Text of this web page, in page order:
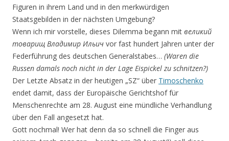
Figuren in ihrem Land und in den merkwürdigen
Staatsgebilden in der nächsten Umgebung?
Wenn ich mir vorstelle, dieses Dilemma begann mit великий
товарищ Владимир Ильич vor fast hundert Jahren unter der
Federführung des deutschen Generalstabes… (Waren die
Russen damals noch nicht in der Lage Eispickel zu schnitzen?)
Der Letzte Absatz in der heutigen „SZ“ über Timoschenko
endet damit, dass der Europäische Gerichtshof für
Menschenrechte am 28. August eine mündliche Verhandlung
über den Fall angesetzt hat.
Gott nochmal! Wer hat denn da so schnell die Finger aus